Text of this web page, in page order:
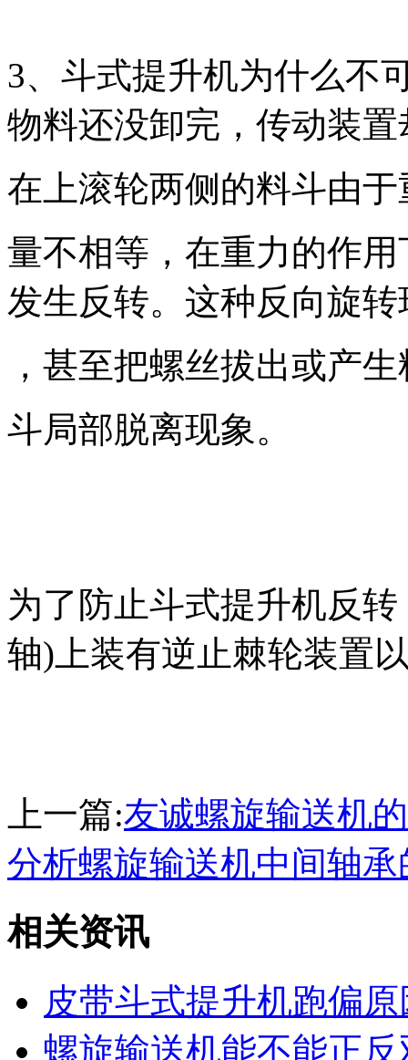
3、斗式提升机为什么不
物料还没卸完，传动装
在上滚轮两侧的料斗由于
量不相等，在重力的作
发生反转。这种反向旋
，甚至把螺丝拔出或产生
斗局部脱离现象。
为了防止斗式提升机反
轴)上装有逆止棘轮装置
上一篇:友诚螺旋输送机
分析螺旋输送机中间轴
相关资讯
皮带斗式提升机跑偏
螺旋输送机能不能正反